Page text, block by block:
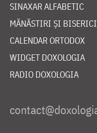
SINAXAR ALFABETIC
MĂNĂSTIRI ȘI BISERICI
CALENDAR ORTODOX
WIDGET DOXOLOGIA
RADIO DOXOLOGIA